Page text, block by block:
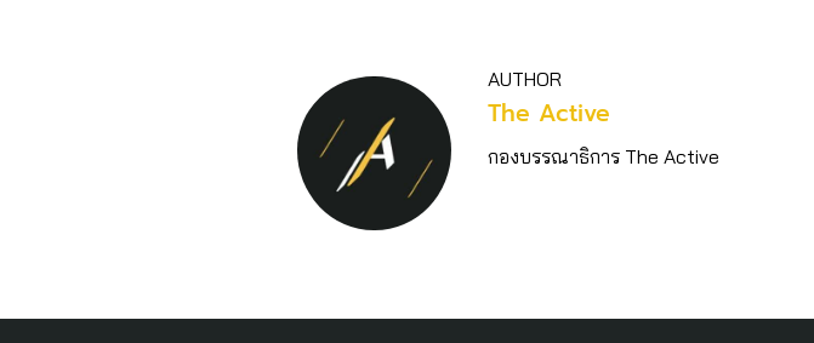
AUTHOR
The Active
กองบรรณาธิการ The Active